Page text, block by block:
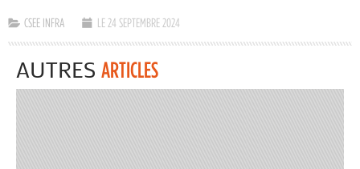
CSEE INFRA LE 24 SEPTEMBRE 2024
AUTRES ARTICLES